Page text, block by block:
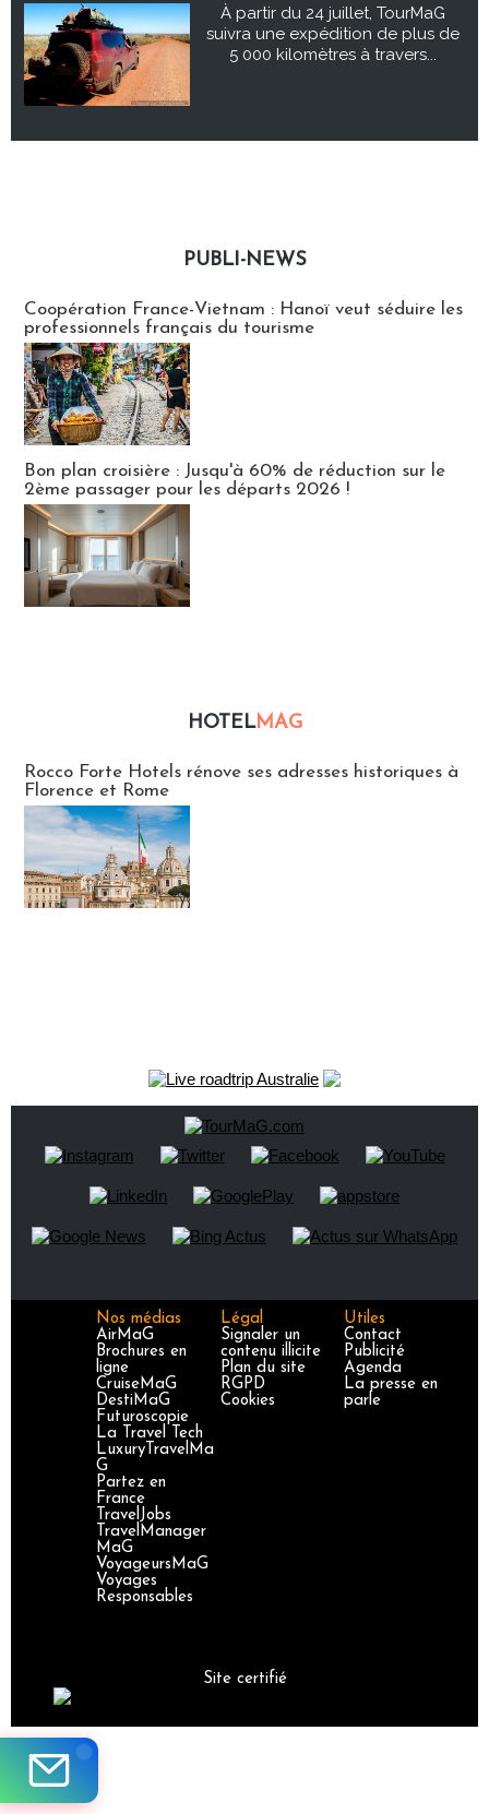
À partir du 24 juillet, TourMaG
suivra une expédition de plus de
5 000 kilomètres à travers...
PUBLI-NEWS
Coopération France-Vietnam : Hanoï veut séduire les
professionnels français du tourisme
Bon plan croisière : Jusqu'à 60% de réduction sur le
2ème passager pour les départs 2026 !
HOTELMAG
Rocco Forte Hotels rénove ses adresses historiques à
Florence et Rome
Nos médias
AirMaG
Brochures en
ligne
CruiseMaG
DestiMaG
Futuroscopie
La Travel Tech
LuxuryTravelMa
G
Partez en
France
TravelJobs
TravelManager
MaG
VoyageursMaG
Voyages
Responsables
Légal
Signaler un
contenu illicite
Plan du site
RGPD
Cookies
Utiles
Contact
Publicité
Agenda
La presse en
parle
Site certifié